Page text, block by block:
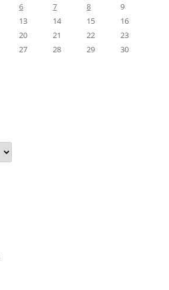
6 7 8
9
13 14 15
16
20 21 22
23
27 28 29
30